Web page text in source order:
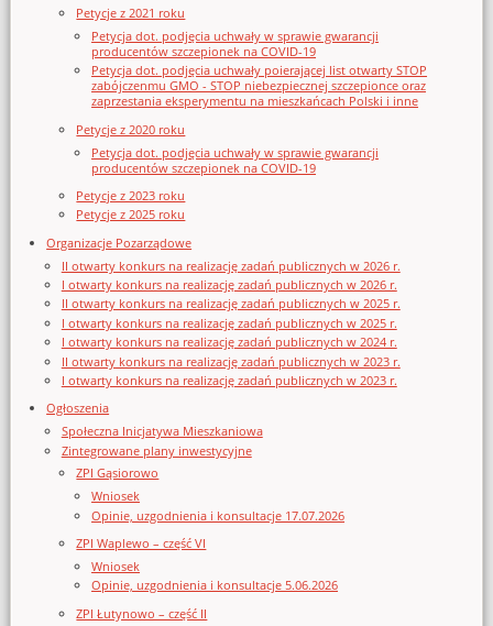
Petycje z 2021 roku
Petycja dot. podjęcia uchwały w sprawie gwarancji
producentów szczepionek na COVID-19
Petycja dot. podjęcia uchwały poierającej list otwarty STOP
zabójczenmu GMO - STOP niebezpiecznej szczepionce oraz
zaprzestania eksperymentu na mieszkańcach Polski i inne
Petycje z 2020 roku
Petycja dot. podjęcia uchwały w sprawie gwarancji
producentów szczepionek na COVID-19
Petycje z 2023 roku
Petycje z 2025 roku
Organizacje Pozarządowe
II otwarty konkurs na realizację zadań publicznych w 2026 r.
I otwarty konkurs na realizację zadań publicznych w 2026 r.
II otwarty konkurs na realizację zadań publicznych w 2025 r.
I otwarty konkurs na realizację zadań publicznych w 2025 r.
I otwarty konkurs na realizację zadań publicznych w 2024 r.
II otwarty konkurs na realizację zadań publicznych w 2023 r.
I otwarty konkurs na realizację zadań publicznych w 2023 r.
Ogłoszenia
Społeczna Inicjatywa Mieszkaniowa
Zintegrowane plany inwestycyjne
ZPI Gąsiorowo
Wniosek
Opinie, uzgodnienia i konsultacje 17.07.2026
ZPI Waplewo – część VI
Wniosek
Opinie, uzgodnienia i konsultacje 5.06.2026
ZPI Łutynowo – część II